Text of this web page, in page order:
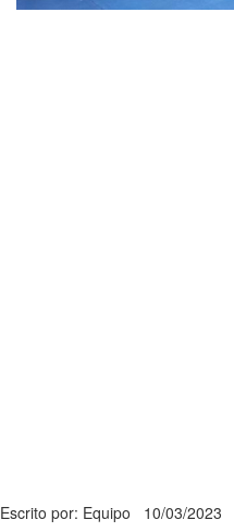
Escrito por: Equipo 10/03/2023